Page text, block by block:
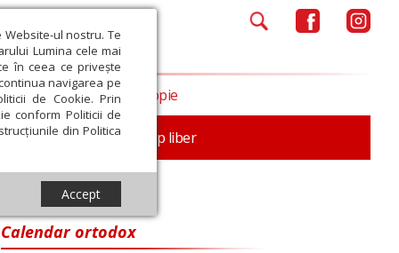
ul nostru. Te
Lumina cele mai
în ceea ce privește
navigarea pe
de Cookie. Prin
conform Politicii de
din Politica
Accept
Familie Timp liber
Opinii Filantropie
Calendar ortodox